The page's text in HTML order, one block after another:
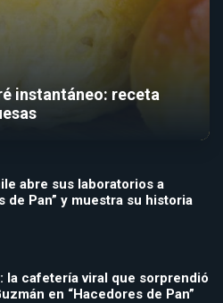
instantáneo: receta
abre sus laboratorios a
de Pan” y muestra su historia
la cafetería viral que sorprendió
en “Hacedores de Pan”